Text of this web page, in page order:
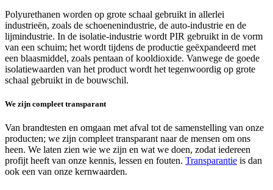
Polyurethanen worden op grote schaal gebruikt in allerlei
industrieën, zoals de schoenenindustrie, de auto-industrie en de
lijmindustrie. In de isolatie-industrie wordt PIR gebruikt in de vorm
van een schuim; het wordt tijdens de productie geëxpandeerd met
een blaasmiddel, zoals pentaan of kooldioxide. Vanwege de goede
isolatiewaarden van het product wordt het tegenwoordig op grote
schaal gebruikt in de bouwschil.
We zijn compleet transparant
Van brandtesten en omgaan met afval tot de samenstelling van onze
producten; we zijn compleet transparant naar de mensen om ons
heen. We laten zien wie we zijn en wat we doen, zodat iedereen
profijt heeft van onze kennis, lessen en fouten. Transparantie is dan
ook een van onze kernwaarden.